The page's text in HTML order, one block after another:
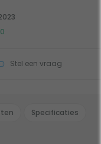
Stel een vraag
Specificaties